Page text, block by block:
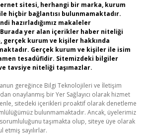
sitesi, herhangi bir marka, kurum
hiçbir bağlantısı bulunmamaktadır.
hazırladığımız makaleler
Burada yer alan içerikler haber niteliği
gerçek kurum ve kişiler hakkında
Gerçek kurum ve kişiler ile isim
tesadüfidir. Sitemizdeki bilgiler
tavsiye niteliği taşımazlar.
gereğince Bilgi Teknolojileri ve İletişim
onaylanmış bir Yer Sağlayıcı olarak hizmet
sitedeki içerikleri proaktif olarak denetleme
bulunmamaktadır. Ancak, üyelerimiz
taşımakta olup, siteye üye olarak
etmiş sayılırlar.